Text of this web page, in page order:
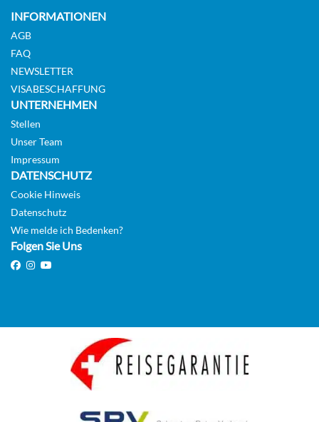
INFORMATIONEN
AGB
FAQ
NEWSLETTER
VISABESCHAFFUNG
UNTERNEHMEN
Stellen
Unser Team
Impressum
DATENSCHUTZ
Cookie Hinweis
Datenschutz
Wie melde ich Bedenken?
Folgen Sie Uns